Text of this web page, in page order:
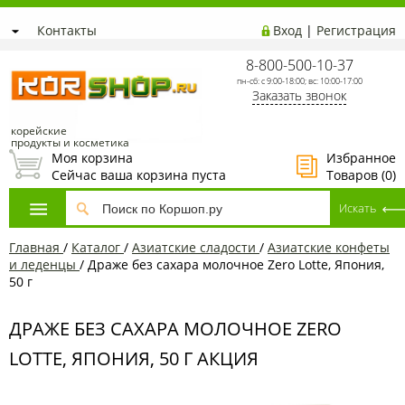
Контакты Вход | Регистрация
корейские
продукты и косметика
8-800-500-10-37
пн-сб: с 9:00-18:00; вс: 10:00-17:00
Заказать звонок
Избранное
Товаров (0)
Моя корзина
Сейчас ваша корзина пуста
Главная / Каталог / Азиатcкие сладости / Азиатские конфеты
и леденцы / Драже без сахара молочное Zero Lotte, Япония,
50 г
ДРАЖЕ БЕЗ САХАРА МОЛОЧНОЕ ZERO
LOTTE, ЯПОНИЯ, 50 Г АКЦИЯ